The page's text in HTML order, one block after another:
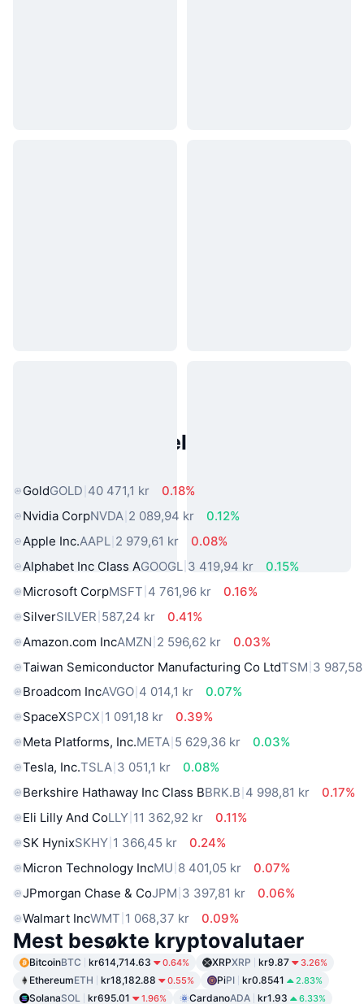
Populære eiendeler fra den
GoldGOLD 40 471,1 kr
0.18%
Nvidia CorpNVDA 2 089,94 kr
0.12%
Apple Inc.AAPL 2 979,61 kr
0.08%
Alphabet Inc Class AGOOGL 3 419,94 kr
0.15%
Microsoft CorpMSFT 4 761,96 kr
0.16%
SilverSILVER 587,24 kr
0.41%
Amazon.com IncAMZN 2 596,62 kr
0.03%
Taiwan Semiconductor Manufacturing Co LtdTSM 3
Broadcom IncAVGO 4 014,1 kr
0.07%
SpaceXSPCX 1 091,18 kr
0.39%
Meta Platforms, Inc.META 5 629,36 kr
0.03%
Tesla, Inc.TSLA 3 051,1 kr
0.08%
Berkshire Hathaway Inc Class BBRK.B 4 998,81 kr
0.17%
Eli Lilly And CoLLY 11 362,92 kr
0.11%
SK HynixSKHY 1 366,45 kr
0.24%
Micron Technology IncMU 8 401,05 kr
0.07%
JPmorgan Chase & CoJPM 3 397,81 kr
0.06%
Walmart IncWMT 1 068,37 kr 0.09%
Mest besøkte kryptovalutaer
BitcoinBTC kr614,714.63 0.64% XRPXRP kr9.87 3.26%
EthereumETH kr18,182.88 0.55% PiPI kr0.8541 2.83%
SolanaSOL kr695.01 1.96% CardanoADA kr1.93 6.33%